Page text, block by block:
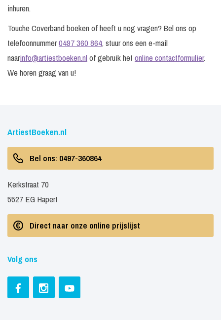
inhuren.
Touche Coverband boeken of heeft u nog vragen? Bel ons op
telefoonnummer0497 360 864, stuur ons een e-mail
naarinfo@artiestboeken.nlof gebruik het online contactformulier.
We horen graag van u!
ArtiestBoeken.nl
Bel ons: 0497-360864
Kerkstraat 70
5527 EG Hapert
Direct naar onze online prijslijst
Volg ons